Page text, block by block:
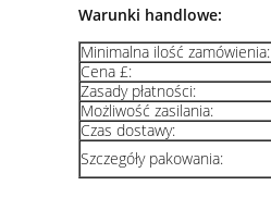
Warunki handlowe:
Minimalna ilość zamówienia:
Cena £:
Zasady płatności:
Możliwość zasilania:
Czas dostawy:
Szczegóły pakowania: